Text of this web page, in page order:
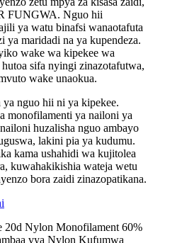
FUNGWA. Nguo hii
ya watu binafsi wanaotafuta
ya maridadi na ya kupendeza.
wake wa kipekee wa
sifa nyingi zinazotafutwa,
wake unaokua.
nguo hii ni ya kipekee.
monofilamenti ya nailoni ya
huzalisha nguo ambayo
lakini pia ya kudumu.
kama ushahidi wa kujitolea
kuwahakikishia wateja wetu
bora zaidi zinazopatikana.